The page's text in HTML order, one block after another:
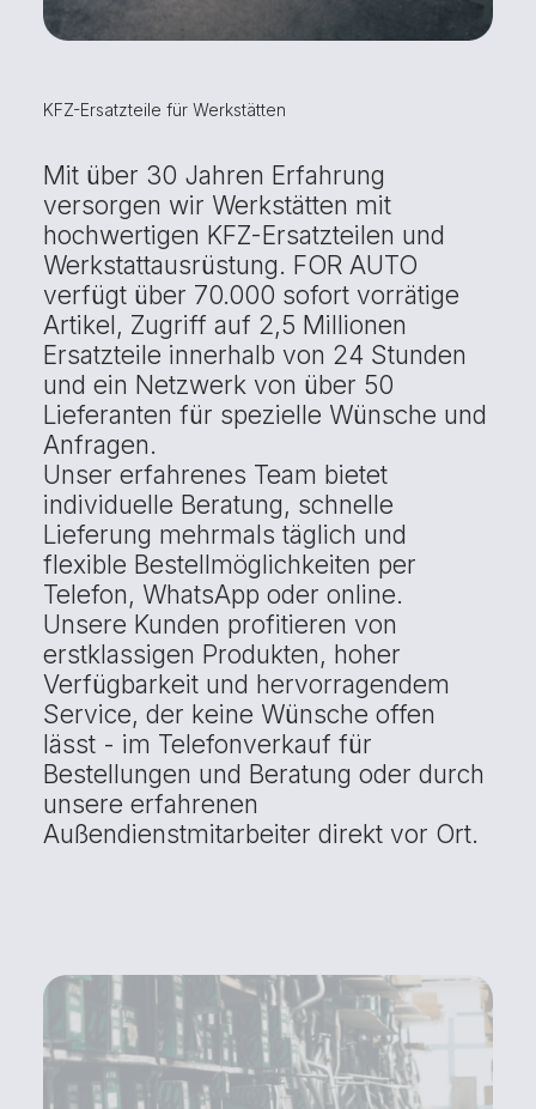
KFZ-Ersatzteile für Werkstätten
Mit über 30 Jahren Erfahrung
versorgen wir Werkstätten mit
hochwertigen KFZ-Ersatzteilen und
Werkstattausrüstung. FOR AUTO
verfügt über 70.000 sofort vorrätige
Artikel, Zugriff auf 2,5 Millionen
Ersatzteile innerhalb von 24 Stunden
und ein Netzwerk von über 50
Lieferanten für spezielle Wünsche und
Anfragen.
Unser erfahrenes Team bietet
individuelle Beratung, schnelle
Lieferung mehrmals täglich und
flexible Bestellmöglichkeiten per
Telefon, WhatsApp oder online.
Unsere Kunden profitieren von
erstklassigen Produkten, hoher
Verfügbarkeit und hervorragendem
Service, der keine Wünsche offen
lässt - im Telefonverkauf für
Bestellungen und Beratung oder durch
unsere erfahrenen
Außendienstmitarbeiter direkt vor Ort.